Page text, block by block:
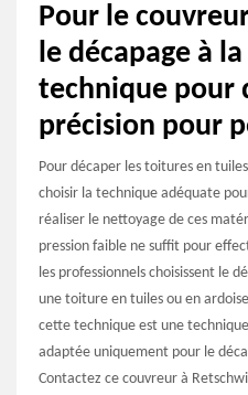
Pour le
le décapage à
technique pour
précision pour
Pour décaper les toitures en
choisir la technique adéquate
réaliser le nettoyage de ces
pression faible ne suffit pour
les professionnels choisissent le
une toiture en tuiles ou en
cette technique est une
adaptée uniquement pour le
Contactez ce couvreur à